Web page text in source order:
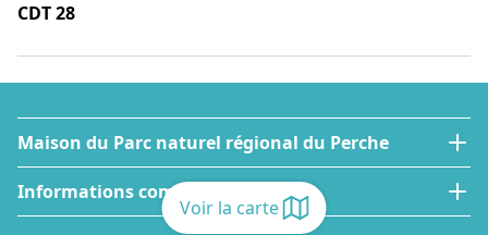
Voir la carte
CDT 28
Maison du Parc naturel régional du Perche
Informations complémentaires